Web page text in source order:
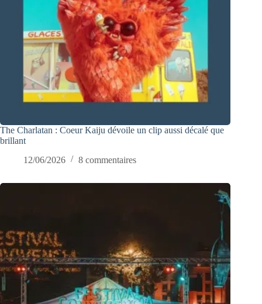
The Charlatan : Coeur Kaiju dévoile un clip aussi décalé que
brillant
12/06/2026
8 commentaires